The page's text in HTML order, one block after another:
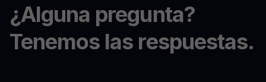
¿Alguna pregunta?
Tenemos las respuestas.